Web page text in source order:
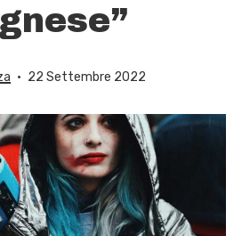
22 Settembre 2022